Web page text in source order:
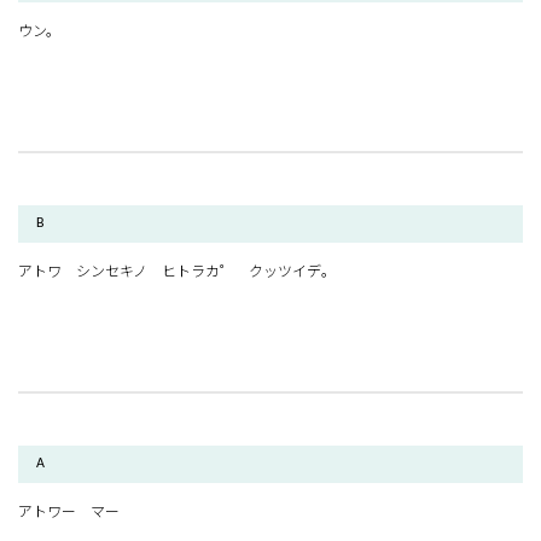
ウン。
B
アトワ シンセキノ ヒトラカ゜ クッツイデ。
A
アトワー マー